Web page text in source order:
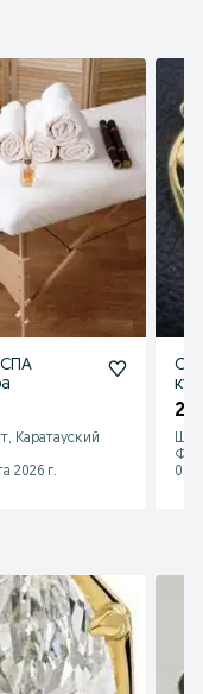
СПА
Каратауский
2026 г.
08